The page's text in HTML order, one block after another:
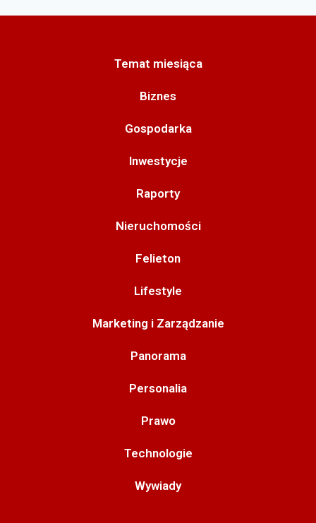
Temat miesiąca
Biznes
Gospodarka
Inwestycje
Raporty
Nieruchomości
Felieton
Lifestyle
Marketing i Zarządzanie
Panorama
Personalia
Prawo
Technologie
Wywiady